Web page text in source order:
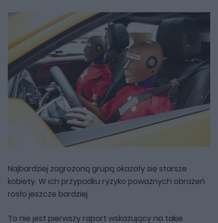
Najbardziej zagrożoną grupą okazały się starsze
kobiety. W ich przypadku ryzyko poważnych obrażeń
rosło jeszcze bardziej.
To nie jest pierwszy raport wskazujący na takie